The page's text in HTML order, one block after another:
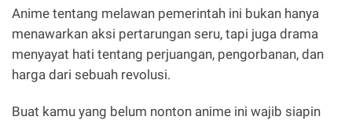
Anime tentang melawan pemerintah ini bukan hanya
menawarkan aksi pertarungan seru, tapi juga drama
menyayat hati tentang perjuangan, pengorbanan, dan
harga dari sebuah revolusi.
Buat kamu yang belum nonton anime ini wajib siapin